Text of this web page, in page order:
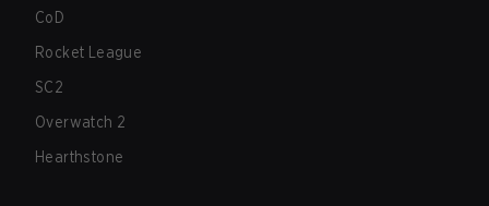
CoD
Rocket League
SC2
Overwatch 2
Hearthstone